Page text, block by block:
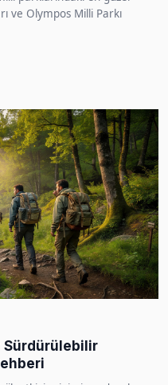
ve Olympos Milli Parkı
Sürdürülebilir